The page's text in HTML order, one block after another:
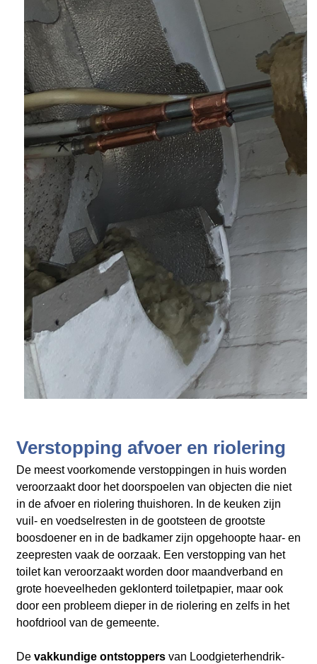
Verstopping afvoer en riolering
De meest voorkomende verstoppingen in huis worden
veroorzaakt door het doorspoelen van objecten die niet
in de afvoer en riolering thuishoren. In de keuken zijn
vuil- en voedselresten in de gootsteen de grootste
boosdoener en in de badkamer zijn opgehoopte haar- en
zeepresten vaak de oorzaak. Een verstopping van het
toilet kan veroorzaakt worden door maandverband en
grote hoeveelheden geklonterd toiletpapier, maar ook
door een probleem dieper in de riolering en zelfs in het
hoofdriool van de gemeente.
De vakkundige ontstoppersvan Loodgieterhendrik-